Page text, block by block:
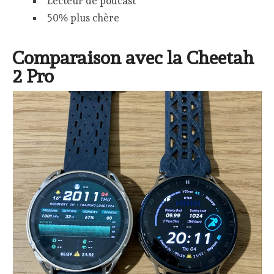
50% plus chère
Comparaison avec la Cheetah
2 Pro